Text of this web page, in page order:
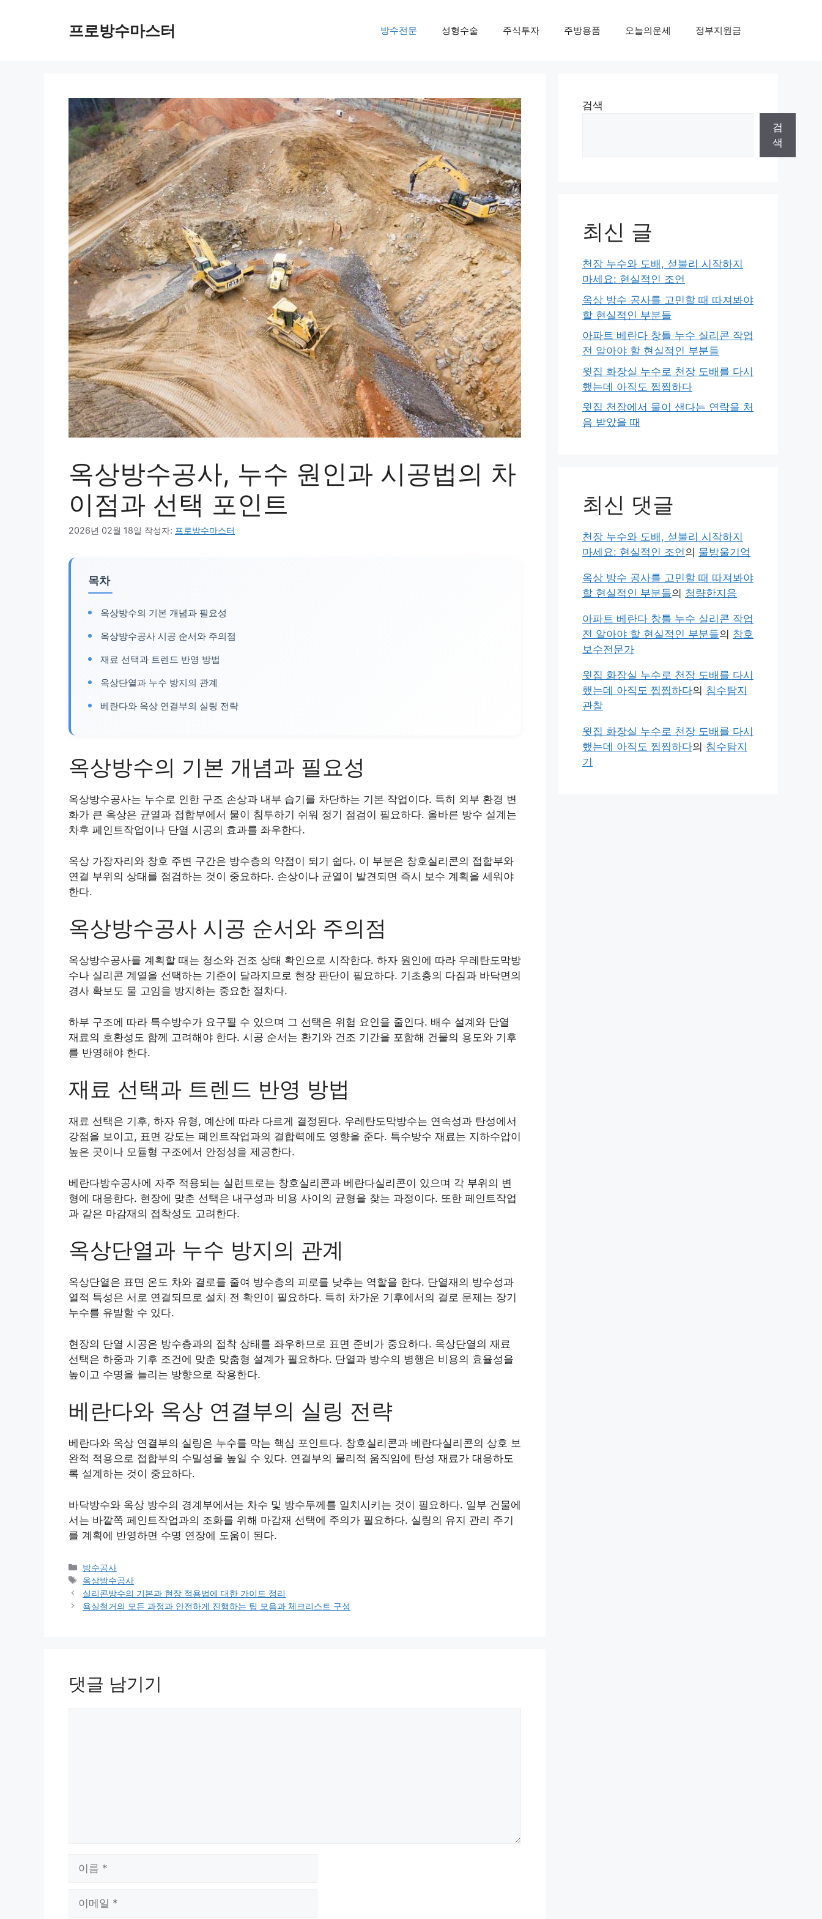
프로방수마스터 방수전문 성형수술 주식투자 주방용품 오늘의운세 정부지원금
옥상방수공사, 누수 원인과 시공법의 차
이점과 선택 포인트
2026년 02월 18일 작성자: 프로방수마스터
목차
옥상방수의 기본 개념과 필요성
옥상방수공사 시공 순서와 주의점
재료 선택과 트렌드 반영 방법
옥상단열과 누수 방지의 관계
베란다와 옥상 연결부의 실링 전략
옥상방수의 기본 개념과 필요성
옥상방수공사는 누수로 인한 구조 손상과 내부 습기를 차단하는 기본 작업이다. 특히 외부 환경 변
화가 큰 옥상은 균열과 접합부에서 물이 침투하기 쉬워 정기 점검이 필요하다. 올바른 방수 설계는
차후 페인트작업이나 단열 시공의 효과를 좌우한다.
옥상 가장자리와 창호 주변 구간은 방수층의 약점이 되기 쉽다. 이 부분은 창호실리콘의 접합부와
연결 부위의 상태를 점검하는 것이 중요하다. 손상이나 균열이 발견되면 즉시 보수 계획을 세워야
한다.
옥상방수공사 시공 순서와 주의점
옥상방수공사를 계획할 때는 청소와 건조 상태 확인으로 시작한다. 하자 원인에 따라 우레탄도막방
수나 실리콘 계열을 선택하는 기준이 달라지므로 현장 판단이 필요하다. 기초층의 다짐과 바닥면의
경사 확보도 물 고임을 방지하는 중요한 절차다.
하부 구조에 따라 특수방수가 요구될 수 있으며 그 선택은 위험 요인을 줄인다. 배수 설계와 단열
재료의 호환성도 함께 고려해야 한다. 시공 순서는 환기와 건조 기간을 포함해 건물의 용도와 기후
를 반영해야 한다.
재료 선택과 트렌드 반영 방법
재료 선택은 기후, 하자 유형, 예산에 따라 다르게 결정된다. 우레탄도막방수는 연속성과 탄성에서
강점을 보이고, 표면 강도는 페인트작업과의 결합력에도 영향을 준다. 특수방수 재료는 지하수압이
높은 곳이나 모듈형 구조에서 안정성을 제공한다.
베란다방수공사에 자주 적용되는 실런트로는 창호실리콘과 베란다실리콘이 있으며 각 부위의 변
형에 대응한다. 현장에 맞춘 선택은 내구성과 비용 사이의 균형을 찾는 과정이다. 또한 페인트작업
과 같은 마감재의 접착성도 고려한다.
옥상단열과 누수 방지의 관계
옥상단열은 표면 온도 차와 결로를 줄여 방수층의 피로를 낮추는 역할을 한다. 단열재의 방수성과
열적 특성은 서로 연결되므로 설치 전 확인이 필요하다. 특히 차가운 기후에서의 결로 문제는 장기
누수를 유발할 수 있다.
현장의 단열 시공은 방수층과의 접착 상태를 좌우하므로 표면 준비가 중요하다. 옥상단열의 재료
선택은 하중과 기후 조건에 맞춘 맞춤형 설계가 필요하다. 단열과 방수의 병행은 비용의 효율성을
높이고 수명을 늘리는 방향으로 작용한다.
베란다와 옥상 연결부의 실링 전략
베란다와 옥상 연결부의 실링은 누수를 막는 핵심 포인트다. 창호실리콘과 베란다실리콘의 상호 보
완적 적용으로 접합부의 수밀성을 높일 수 있다. 연결부의 물리적 움직임에 탄성 재료가 대응하도
록 설계하는 것이 중요하다.
바닥방수와 옥상 방수의 경계부에서는 차수 및 방수두께를 일치시키는 것이 필요하다. 일부 건물에
서는 바깥쪽 페인트작업과의 조화를 위해 마감재 선택에 주의가 필요하다. 실링의 유지 관리 주기
를 계획에 반영하면 수명 연장에 도움이 된다.
카
테
고
리
방수공사
태
그
옥상방수공사
실리콘방수의 기본과 현장 적용법에 대한 가이드 정리
욕실철거의 모든 과정과 안전하게 진행하는 팁 모음과 체크리스트 구성
댓글 남기기
검색
검
색
최신 글
천장 누수와 도배, 섣불리 시작하지
마세요: 현실적인 조언
옥상 방수 공사를 고민할 때 따져봐야
할 현실적인 부분들
아파트 베란다 창틀 누수 실리콘 작업
전 알아야 할 현실적인 부분들
윗집 화장실 누수로 천장 도배를 다시
했는데 아직도 찝찝하다
윗집 천장에서 물이 샌다는 연락을 처
음 받았을 때
최신 댓글
천장 누수와 도배, 섣불리 시작하지
마세요: 현실적인 조언의 물방울기억
옥상 방수 공사를 고민할 때 따져봐야
할 현실적인 부분들의 청량한지음
아파트 베란다 창틀 누수 실리콘 작업
전 알아야 할 현실적인 부분들의 창호
보수전문가
윗집 화장실 누수로 천장 도배를 다시
했는데 아직도 찝찝하다의 침수탐지
관찰
윗집 화장실 누수로 천장 도배를 다시
했는데 아직도 찝찝하다의 침수탐지
기